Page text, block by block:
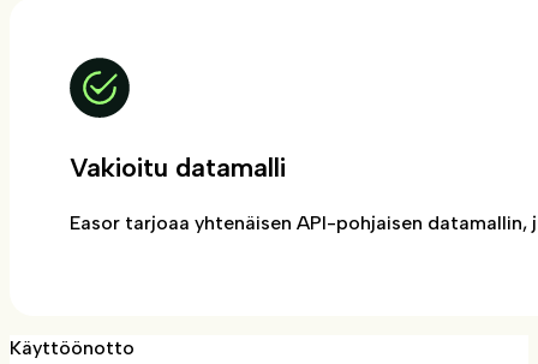
Vakioitu datamalli
Easor tarjoaa yhtenäisen API-pohjaisen
Käyttöönotto